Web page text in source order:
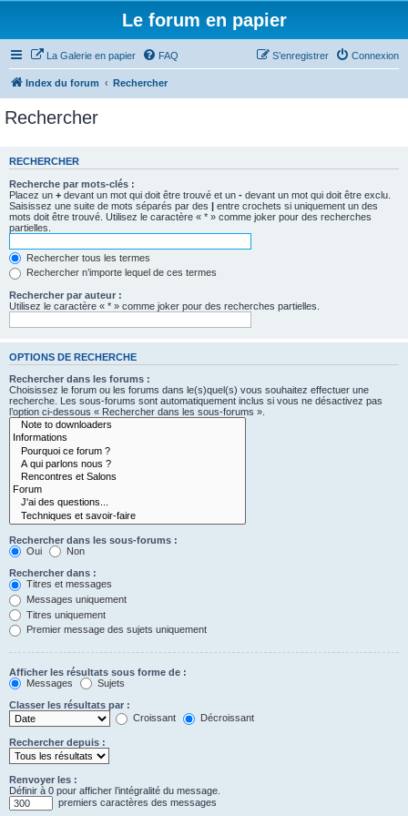
Le forum en papier
La Galerie en papier FAQ Connexion
S’enregistrer
Index du forum Rechercher
Rechercher
RECHERCHER
Recherche par mots-clés :
Placez un + devant un mot qui doit être trouvé et un - devant un mot qui doit être exclu.
Saisissez une suite de mots séparés par des | entre crochets si uniquement un des
mots doit être trouvé. Utilisez le caractère « * » comme joker pour des recherches
partielles.
Rechercher tous les termes
Rechercher n’importe lequel de ces termes
Rechercher par auteur :
Utilisez le caractère « * » comme joker pour des recherches partielles.
OPTIONS DE RECHERCHE
Rechercher dans les forums :
Choisissez le forum ou les forums dans le(s)quel(s) vous souhaitez effectuer une
recherche. Les sous-forums sont automatiquement inclus si vous ne désactivez pas
l’option ci-dessous « Rechercher dans les sous-forums ».
Rechercher dans les sous-forums :
Oui
Non
Rechercher dans :
Titres et messages
Messages uniquement
Titres uniquement
Premier message des sujets uniquement
Afficher les résultats sous forme de :
Messages
Sujets
Classer les résultats par :
Croissant
Décroissant
Rechercher depuis :
Renvoyer les :
Définir à 0 pour afficher l’intégralité du message.
premiers caractères des messages